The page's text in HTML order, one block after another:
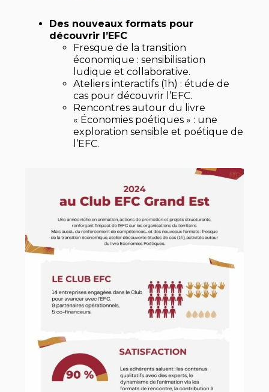
Des nouveaux formats pour
découvrir l’EFC
Fresque de la transition
économique : sensibilisation
ludique et collaborative.
Ateliers interactifs (1h) : étude de
cas pour découvrir l’EFC.
Rencontres autour du livre
« Économies poétiques » : une
exploration sensible et poétique de
l’EFC.